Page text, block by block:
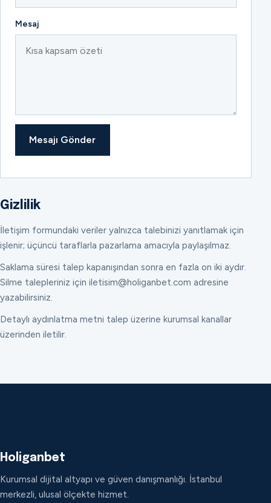
Mesaj
Mesajı Gönder
Gizlilik
İletişim formundaki veriler yalnızca talebinizi yanıtlamak için
işlenir; üçüncü taraflarla pazarlama amacıyla paylaşılmaz.
Saklama süresi talep kapanışından sonra en fazla on iki aydır.
Silme talepleriniz için iletisim@holiganbet.com adresine
yazabilirsiniz.
Detaylı aydınlatma metni talep üzerine kurumsal kanallar
üzerinden iletilir.
Holiganbet
Kurumsal dijital altyapı ve güven danışmanlığı. İstanbul
merkezli, ulusal ölçekte hizmet.